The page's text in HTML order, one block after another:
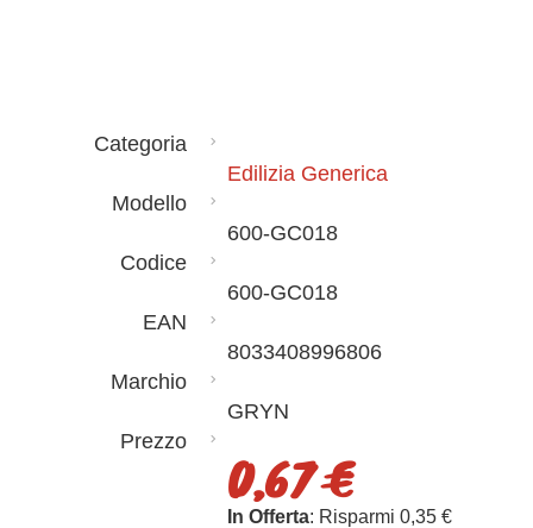
Categoria
Edilizia Generica
Modello
600-GC018
Codice
600-GC018
EAN
8033408996806
Marchio
GRYN
Prezzo
0,67 €
In Offerta: Risparmi 0,35 €